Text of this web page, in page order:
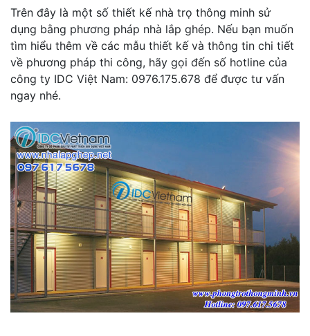
Trên đây là một số thiết kế nhà trọ thông minh sử
dụng bằng phương pháp nhà lắp ghép. Nếu bạn muốn
tìm hiểu thêm về các mẫu thiết kế và thông tin chi tiết
về phương pháp thi công, hãy gọi đến số hotline của
công ty IDC Việt Nam: 0976.175.678 để được tư vấn
ngay nhé.